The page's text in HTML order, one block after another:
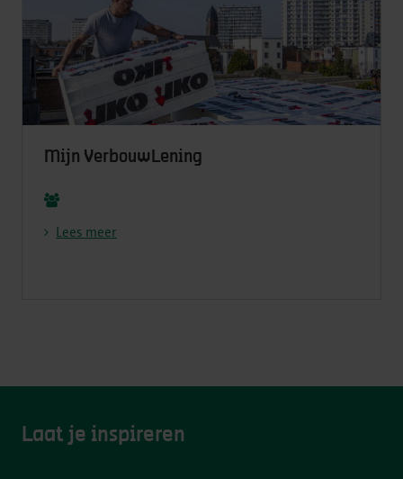
Mijn VerbouwLening
Lees meer
Laat je inspireren